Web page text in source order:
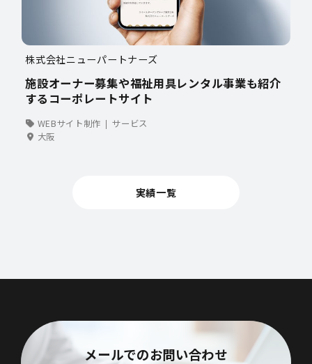
株式会社ニューパートナーズ
施設オーナー募集や福祉用具レンタル事業も紹介
するコーポレートサイト
WEBサイト制作
サービス
大阪
実績一覧
メールでのお問い合わせ